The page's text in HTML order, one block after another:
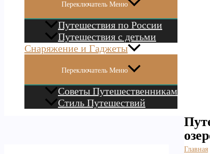
Переключатель Меню
Путешествия по России
Путешествия с детьми
Снаряжение и Гаджеты
Переключатель Меню
Советы Путешественникам
Стиль Путешествий
Главная